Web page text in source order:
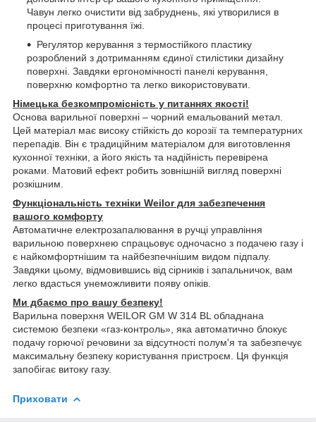
Чавун легко очистити від забруднень, які утворилися в
процесі приготування їжі.
Регулятор керування з термостійкого пластику
розроблений з дотриманням єдиної стилістики дизайну
поверхні. Завдяки ергономічності панелі керування,
поверхню комфортно та легко використовувати.
Німецька безкомпромісність у питаннях якості!
Основа варильної поверхні – чорний емальований метал.
Цей матеріал має високу стійкість до корозії та температурних
перепадів. Він є традиційним матеріалом для виготовлення
кухонної техніки, а його якість та надійність перевірена
роками. Матовий ефект робить зовнішній вигляд поверхні
розкішним.
Функціональність техніки Weilor для забезпечення
вашого комфорту
Автоматичне електрозапалювання в ручці управління
варильною поверхнею спрацьовує одночасно з подачею газу і
є найкомфортнішим та найбезпечнішим видом підпалу.
Завдяки цьому, відмовившись від сірників і запальничок, вам
легко вдасться унеможливити появу опіків.
Ми дбаємо про вашу безпеку!
Варильна поверхня WEILOR GM W 314 BL обладнана
системою безпеки «газ-контроль», яка автоматично блокує
подачу горючої речовини за відсутності полум'я та забезпечує
максимальну безпеку користування пристроєм. Ця функція
запобігає витоку газу.
Приховати